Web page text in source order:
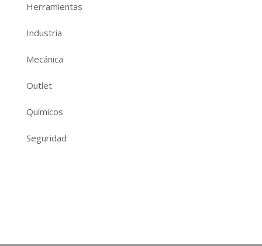
Herramientas
Industria
Mecánica
Outlet
Químicos
Seguridad